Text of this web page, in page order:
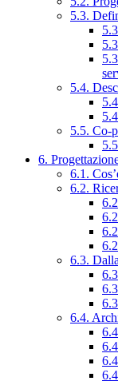
5.3.
5.4.
5.5. Co-
6.
6.1.
6.2.
6.3.
6.4.